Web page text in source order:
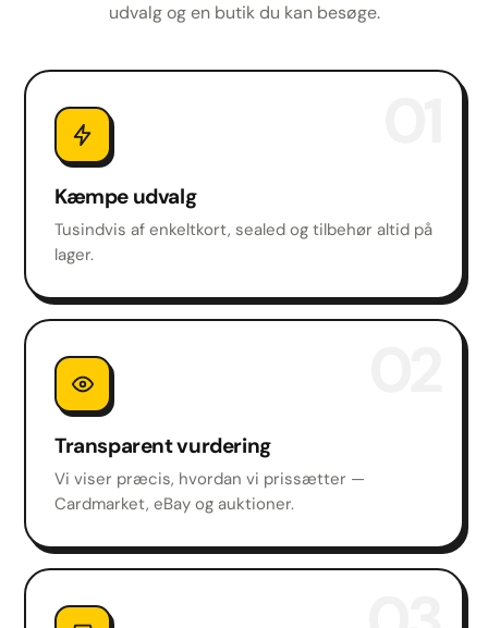
udvalg og en butik du kan besøge.
Kæmpe udvalg
Tusindvis af enkeltkort, sealed og tilbehør altid på
lager.
Transparent vurdering
Vi viser præcis, hvordan vi prissætter —
Cardmarket, eBay og auktioner.